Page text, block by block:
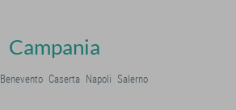
Campania
Benevento Caserta Napoli Salerno